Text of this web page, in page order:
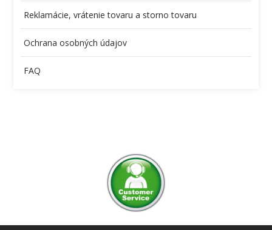
Reklamácie, vrátenie tovaru a storno tovaru
Ochrana osobných údajov
FAQ